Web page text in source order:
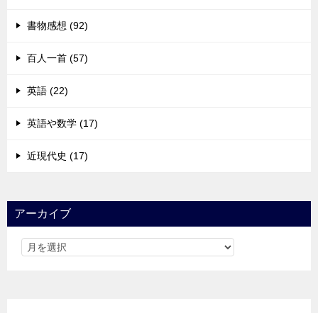
書物感想 (92)
百人一首 (57)
英語 (22)
英語や数学 (17)
近現代史 (17)
アーカイブ